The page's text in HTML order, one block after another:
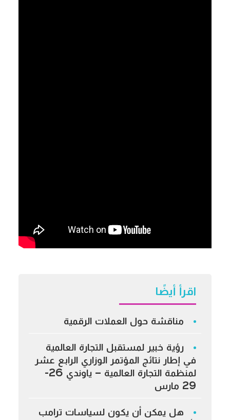
اقرأ أيضًا
مناقشة حول العملات الرقمية
رؤية خبير لمستقبل التجارة العالمية
في إطار نتائج المؤتمر الوزاري الرابع عشر
لمنظمة التجارة العالمية – ياوندي 26-
29 مارس
هل يمكن أن يكون لسياسات ترامب